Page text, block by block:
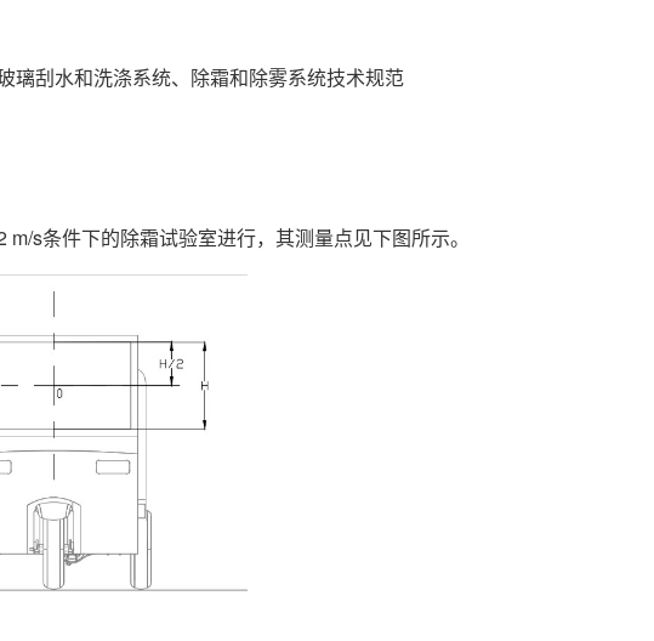
璃刮水和洗涤系统、除霜和除雾系统技术规范
s条件下的除霜试验室进行，其测量点见下图所示。